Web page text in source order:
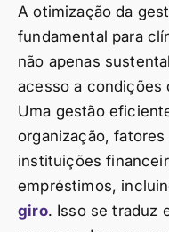
A otimização da
fundamental para
não apenas
acesso a condições
Uma gestão
organização,
instituições
empréstimos,
giro. Isso se traduz